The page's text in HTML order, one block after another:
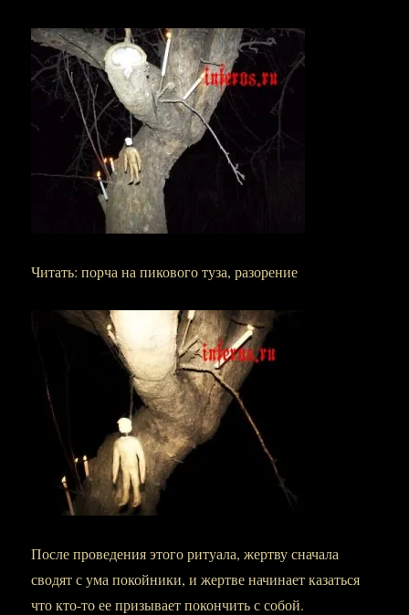
Читать: порча на пикового туза, разорение
После проведения этого ритуала, жертву сначала
сводят с ума покойники, и жертве начинает казаться
что кто-то ее призывает покончить с собой.